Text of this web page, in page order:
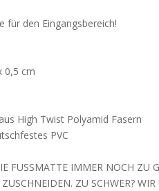
für den Eingangsbereich!
0,5 cm
High Twist Polyamid Fasern
PVC
FUSSMATTE IMMER NOCH ZU
ZU SCHWER?